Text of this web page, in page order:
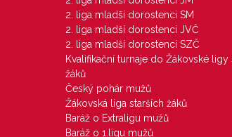
2. liga mladší dorostenci SM
2. liga mladší dorostenci JVČ
2. liga mladší dorostenci SZČ
Kvalifikační turnaje do Žákovské ligy
žáků
Český pohár mužů
Žákovská liga starších žáků
Baráž o Extraligu mužů
Baráž o 1.ligu mužů